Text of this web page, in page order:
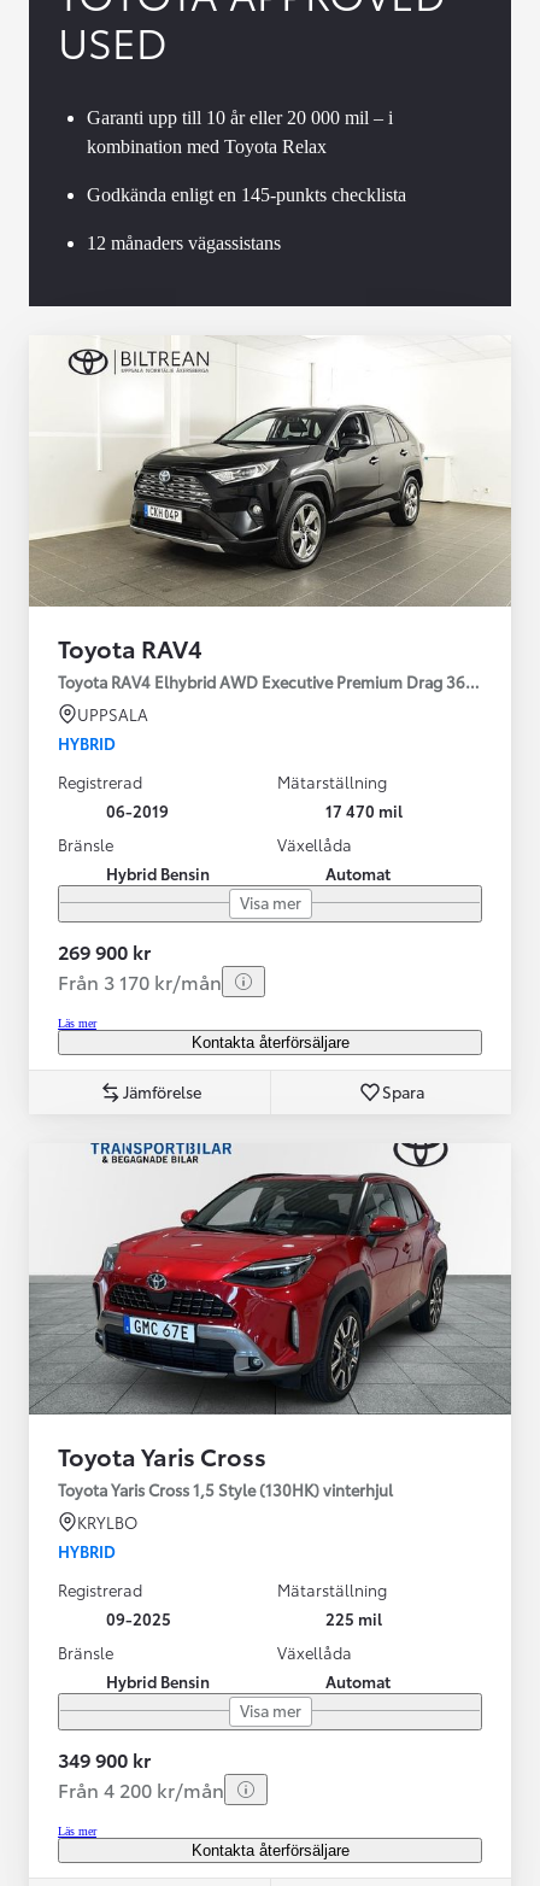
USED
Garanti upp till 10 år eller 20 000 mil – i
kombination med Toyota Relax
Godkända enligt en 145-punkts checklista
12 månaders vägassistans
Toyota RAV4
Toyota RAV4 Elhybrid AWD Executive Premium Drag 360-kamera
UPPSALA
HYBRID
Registrerad
06-2019
Mätarställning
17 470 mil
Bränsle
Hybrid Bensin
Växellåda
Automat
Visa mer
269 900 kr
Från 3 170 kr/mån
Läs mer
Kontakta återförsäljare
Jämförelse Spara
Toyota Yaris Cross
Toyota Yaris Cross 1,5 Style (130HK) vinterhjul
KRYLBO
HYBRID
Registrerad
09-2025
Mätarställning
225 mil
Bränsle
Hybrid Bensin
Växellåda
Automat
Visa mer
349 900 kr
Från 4 200 kr/mån
Läs mer
Kontakta återförsäljare